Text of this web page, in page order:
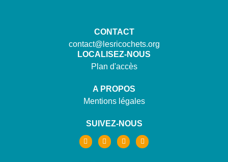
CONTACT
contact@lesricochets.org
LOCALISEZ-NOUS
Plan d'accès
A PROPOS
Mentions légales
SUIVEZ-NOUS